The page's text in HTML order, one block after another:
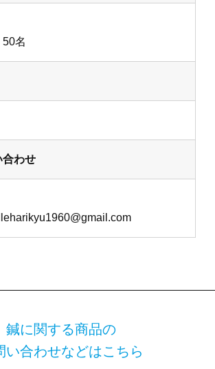
名
合わせ
鍼に関する商品の
い合わせなどはこちら